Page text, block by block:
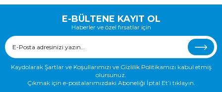
E-BÜLTENE KAYIT OL
Haberler ve özel fırsatlar için
Kaydolarak Şartlar ve Koşullarımızı ve Gizlilik Politikamızı kabul etmiş
olursunuz.
Çıkmak için e-postalarımızdaki Aboneliği İptal Et’i tıklayın.